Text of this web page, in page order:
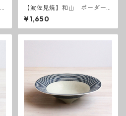
【波佐見焼】和山 ボーダー
柄「藍駒」カップ
¥1,650